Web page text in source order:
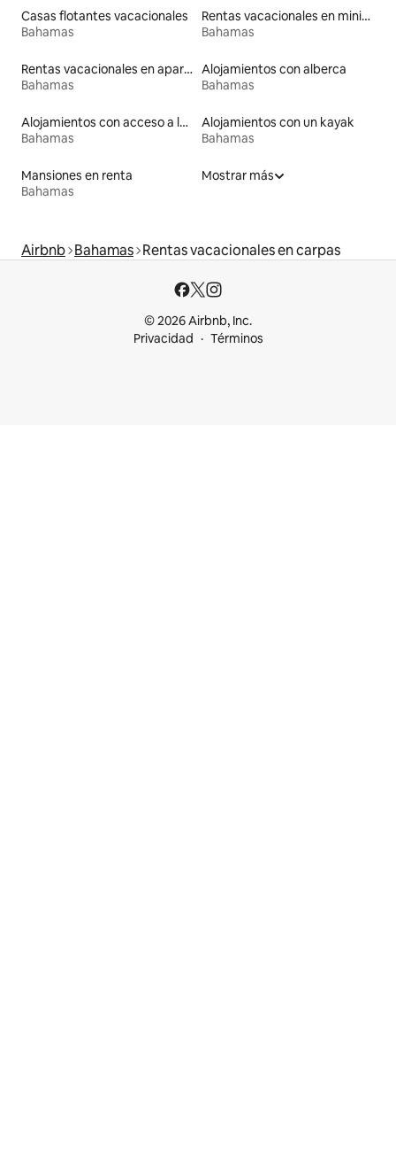
Casas flotantes vacacionales
Bahamas
Rentas vacacionales en minicasas
Bahamas
Rentas vacacionales en apartoteles
Bahamas
Alojamientos con alberca
Bahamas
Alojamientos con acceso a la playa
Bahamas
Alojamientos con un kayak
Bahamas
Mansiones en renta
Bahamas
Mostrar más
Airbnb Bahamas Rentas vacacionales en carpas
© 2026 Airbnb, Inc.
Privacidad
Términos